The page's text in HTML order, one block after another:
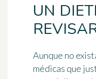
UN
Aunque no
médicas que